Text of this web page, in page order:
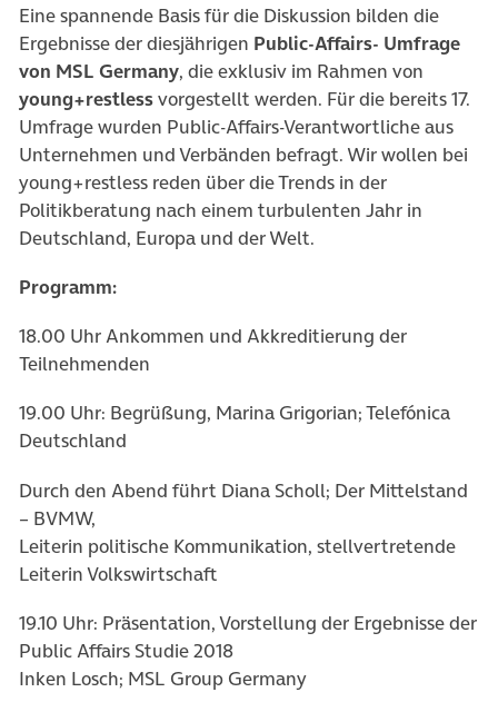
Eine spannende Basis für die Diskussion bilden die
Ergebnisse der diesjährigen Public-Affairs- Umfrage
von MSL Germany, die exklusiv im Rahmen von
young+restlessvorgestellt werden. Für die bereits 17.
Umfrage wurden Public-Affairs-Verantwortliche aus
Unternehmen und Verbänden befragt. Wir wollen bei
young+restless reden über die Trends in der
Politikberatung nach einem turbulenten Jahr in
Deutschland, Europa und der Welt.
Programm:
18.00 Uhr Ankommen und Akkreditierung der
Teilnehmenden
19.00 Uhr: Begrüßung, Marina Grigorian; Telefónica
Deutschland
Durch den Abend führt Diana Scholl; Der Mittelstand
– BVMW,
Leiterin politische Kommunikation, stellvertretende
Leiterin Volkswirtschaft
19.10 Uhr: Präsentation, Vorstellung der Ergebnisse der
Public Affairs Studie 2018
Inken Losch; MSL Group Germany